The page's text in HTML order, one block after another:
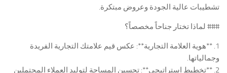
تشطيبات عالية الجودة وعروض مبتكرة.
### لماذا تختار جناحاً مخصصاً؟
1. **هوية العلامة التجارية**: عكس قيم علامتك التجارية الفريدة
وجمالياتها.
2. **تخطيط استراتيجي**: تحسين المساحة لتوليد العملاء المحتملين